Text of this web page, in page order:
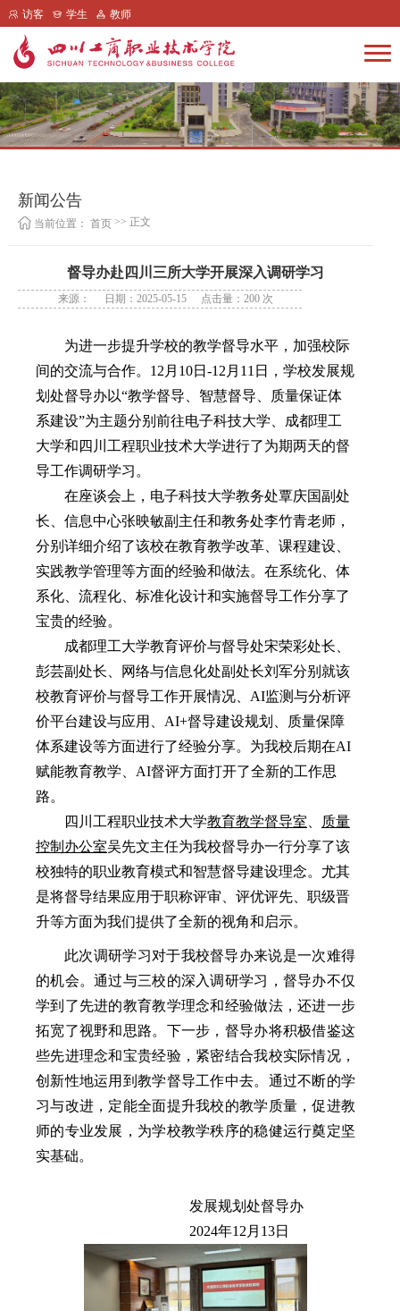
访客 学生 教师
新闻公告
当前位置： 首页 >> 正文
督导办赴四川三所大学开展深入调研学习
来源： 日期：2025-05-15 点击量： 200 次
为进一步提升学校的教学督导水平，加强校际
间的交流与合作。12月10日-12月11日，学校发展规
划处督导办以“教学督导、智慧督导、质量保证体
系建设”为主题分别前往电子科技大学、成都理工
大学和四川工程职业技术大学进行了为期两天的督
导工作调研学习。
在座谈会上，电子科技大学教务处覃庆国副处
长、信息中心张映敏副主任和教务处李竹青老师，
分别详细介绍了该校在教育教学改革、课程建设、
实践教学管理等方面的经验和做法。在系统化、体
系化、流程化、标准化设计和实施督导工作分享了
宝贵的经验。
成都理工大学教育评价与督导处宋荣彩处长、
彭芸副处长、网络与信息化处副处长刘军分别就该
校教育评价与督导工作开展情况、AI监测与分析评
价平台建设与应用、AI+督导建设规划、质量保障
体系建设等方面进行了经验分享。为我校后期在AI
赋能教育教学、AI督评方面打开了全新的工作思
路。
四川工程职业技术大学教育教学督导室
质量
控制办公室吴先文主任为我校督导办一行分享了该
校独特的职业教育模式和智慧督导建设理念。尤其
是将督导结果应用于职称评审、评优评先、职级晋
升等方面为我们提供了全新的视角和启示。
此次调研学习对于我校督导办来说是一次难得
的机会。通过与三校的深入调研学习，督导办不仅
学到了先进的教育教学理念和经验做法，还进一步
拓宽了视野和思路。下一步，督导办将积极借鉴这
些先进理念和宝贵经验，紧密结合我校实际情况，
创新性地运用到教学督导工作中去。通过不断的学
习与改进，定能全面提升我校的教学质量，促进教
师的专业发展，为学校教学秩序的稳健运行奠定坚
实基础。
发展规划处督导办
2024年12月13日